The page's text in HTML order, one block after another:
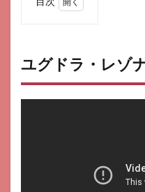
ラ・
レゾ
ナン
ユグドラ・レゾ